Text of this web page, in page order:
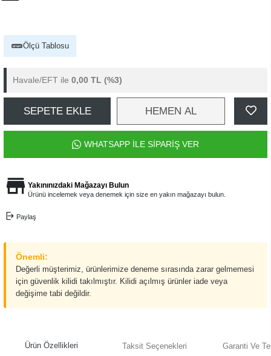
Ölçü Tablosu
Havale/EFT ile 0,00 TL (%3)
SEPETE EKLE HEMEN AL
WHATSAPP İLE SİPARİŞ VER
Yakınınızdaki Mağazayı Bulun
Ürünü incelemek veya denemek için size en yakın mağazayı bulun.
Paylaş
Önemli:
Değerli müşterimiz, ürünlerimize deneme sırasında zarar gelmemesi
için güvenlik kilidi takılmıştır. Kilidi açılmış ürünler iade veya
değişime tabi değildir.
Ürün Özellikleri Taksit Seçenekleri Garanti Ve